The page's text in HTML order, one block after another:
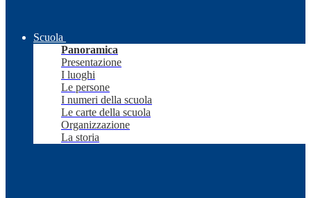
Scuola
Panoramica
Presentazione
I luoghi
Le persone
I numeri della scuola
Le carte della scuola
Organizzazione
La storia